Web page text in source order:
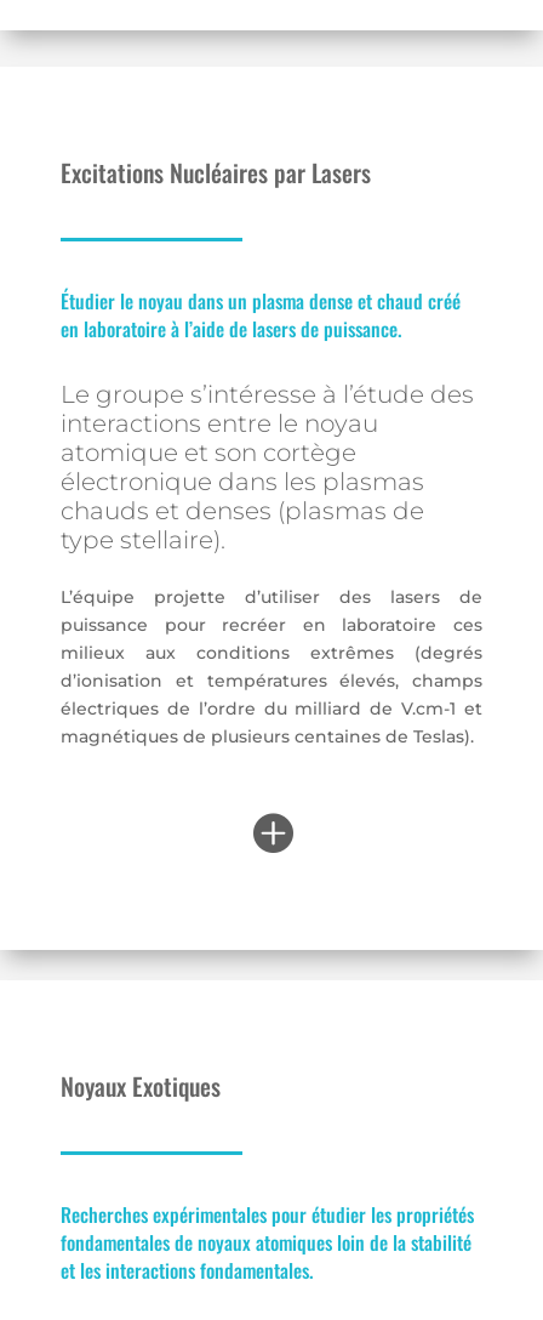
Excitations Nucléaires par Lasers
Étudier le noyau dans un plasma dense et chaud créé
en laboratoire à l’aide de lasers de puissance.
Le groupe s’intéresse à l’étude des
interactions entre le noyau
atomique et son cortège
électronique dans les plasmas
chauds et denses (plasmas de
type stellaire).
L’équipe projette d’utiliser des lasers de
puissance pour recréer en laboratoire ces
milieux aux conditions extrêmes (degrés
d’ionisation et températures élevés, champs
électriques de l’ordre du milliard de V.cm-1 et
magnétiques de plusieurs centaines de Teslas).

Noyaux Exotiques
Recherches expérimentales pour étudier les propriétés
fondamentales de noyaux atomiques loin de la stabilité
et les interactions fondamentales.